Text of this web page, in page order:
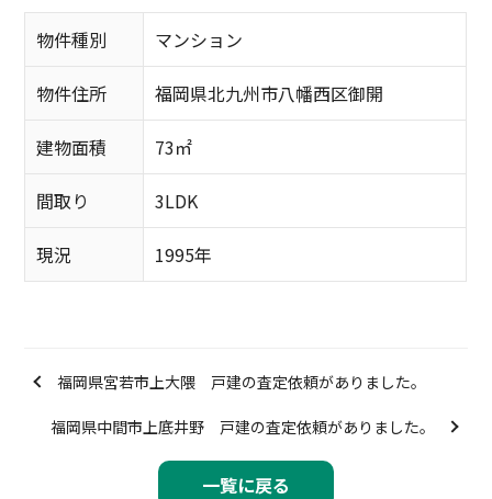
物件種別 マンション
物件住所 福岡県北九州市八幡西区御開
建物面積 73㎡
間取り 3LDK
現況 1995年
福岡県宮若市上大隈 戸建の査定依頼がありました。
一覧に戻る
福岡県中間市上底井野 戸建の査定依頼がありました。